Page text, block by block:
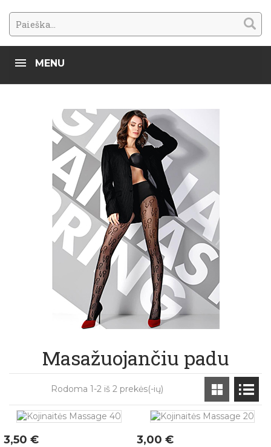
MENU
Gamintojai
universalus
Pagal denus
Masažuojančiu padu
Rodoma 1-2 iš 2 prekės(-ių)
Kaina
3,50 € Kaina
3,00 €